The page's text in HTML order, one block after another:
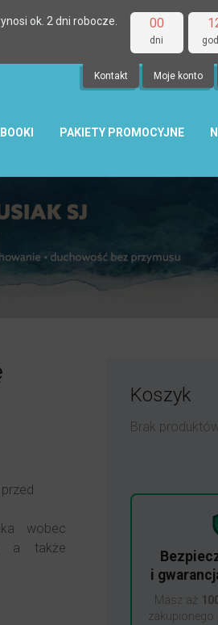
00
dni
ok. 2 dni robocze.
Kontakt Moje konto
PAKIETY PROMOCYJNE
wobec
a także
Koszyk
Brak
i
Masz aż
zakupionego